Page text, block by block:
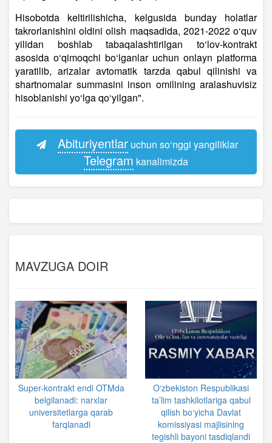
Hisobotda keltirilishicha, kelgusida bunday holatlar
takrorlanishini oldini olish maqsadida, 2021-2022 o‘quv
yilidan boshlab tabaqalashtirilgan to‘lov-kontrakt
asosida o‘qimoqchi bo‘lganlar uchun onlayn platforma
yaratilib, arizalar avtomatik tarzda qabul qilinishi va
shartnomalar summasini inson omilining aralashuvisiz
hisoblanishi yo‘lga qo‘yilgan".
Abituriyentlaruchun so‘nggi yangiliklar
Telegram kanalimizda
MAVZUGA DOIR
Super-kontrakt endi OTMda
belgilanadi: narxlar
universitetlarga qarab
farqlanadi
O‘zbekiston Respublikasi
ta’lim tashkilotlariga qabul
qilish bo‘yicha Davlat
komissiyasi majlisining
tegishli bayoni tasdiqlandi